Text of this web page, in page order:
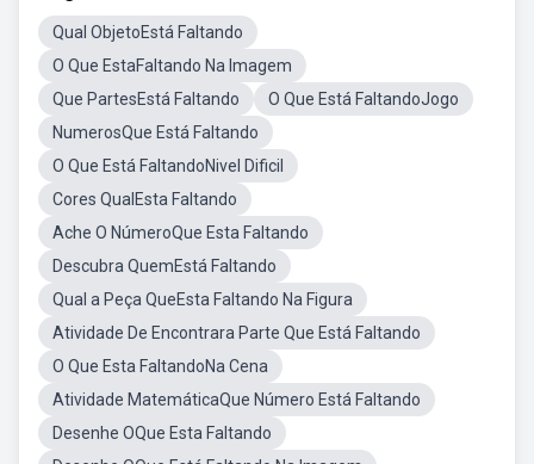
Qual ObjetoEstá Faltando
O Que EstaFaltando Na Imagem
Que PartesEstá Faltando
O Que Está FaltandoJogo
NumerosQue Está Faltando
O Que Está FaltandoNivel Dificil
Cores QualEsta Faltando
Ache O NúmeroQue Esta Faltando
Descubra QuemEstá Faltando
Qual a Peça QueEsta Faltando Na Figura
Atividade De Encontrara Parte Que Está Faltando
O Que Esta FaltandoNa Cena
Atividade MatemáticaQue Número Está Faltando
Desenhe OQue Esta Faltando